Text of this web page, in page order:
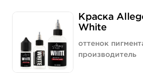
Количество
900 руб.
купить
Краска
White
оттенок
производитель